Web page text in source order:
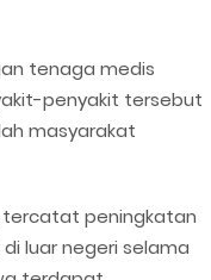
tenaga medis
penyakit tersebut
masyarakat
tercatat peningkatan
luar negeri selama